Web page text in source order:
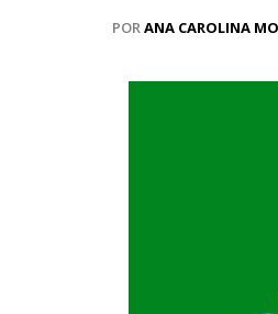
PORANA CAROLINA